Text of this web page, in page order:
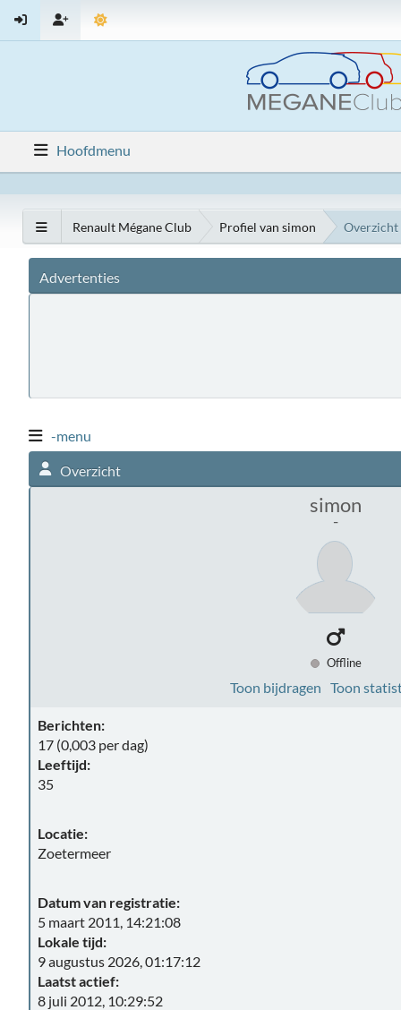
Hoofdmenu
Renault Mégane Club Profiel van simon Overzicht
Advertenties
-menu
Overzicht
simon
-
Offline
Toon bijdragen Toon
Berichten:
17 (0,003 per dag)
Leeftijd:
35
Locatie:
Zoetermeer
Datum van registratie:
5 maart 2011, 14:21:08
Lokale tijd:
9 augustus 2026, 01:17:12
Laatst actief:
8 juli 2012, 10:29:52